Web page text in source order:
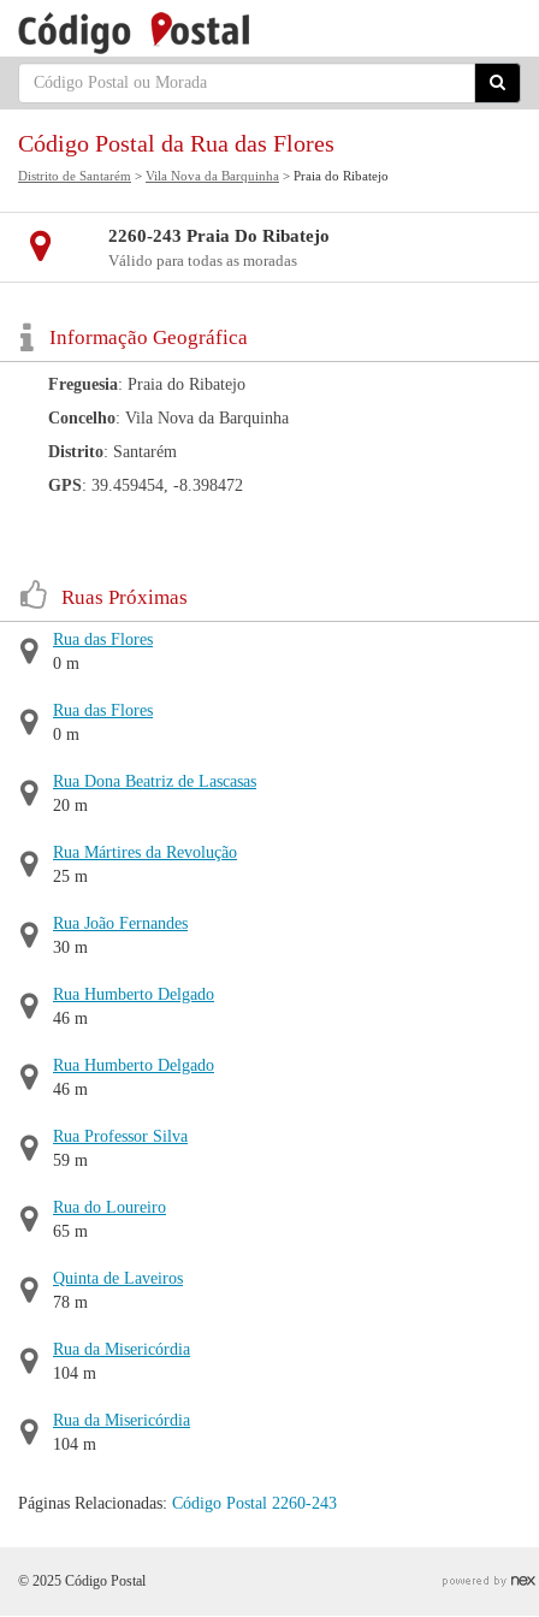
Código Postal da Rua das Flores
Distrito de Santarém > Vila Nova da Barquinha > Praia do Ribatejo
2260-243 Praia Do Ribatejo
Válido para todas as moradas
Informação Geográfica
Freguesia: Praia do Ribatejo
Concelho: Vila Nova da Barquinha
Distrito: Santarém
GPS: 39.459454, -8.398472
Ruas Próximas
Rua das Flores
0 m
Rua das Flores
0 m
Rua Dona Beatriz de Lascasas
20 m
Rua Mártires da Revolução
25 m
Rua João Fernandes
30 m
Rua Humberto Delgado
46 m
Rua Humberto Delgado
46 m
Rua Professor Silva
59 m
Rua do Loureiro
65 m
Quinta de Laveiros
78 m
Rua da Misericórdia
104 m
Rua da Misericórdia
104 m
Páginas Relacionadas: Código Postal 2260-243
© 2025 Código Postal